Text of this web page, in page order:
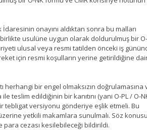
onayını aldıktan sonra bu malları
usulüne uygun olarak doldurulmuş bir O-
ulusal veya resmi tatilden önceki iş
için resmi koşulların yerine getirildiğine
herhangi bir engel olmaksızın doğrulamasına
edildiğinin bir kanıtını (yani O-PL / O-
tebligat versiyonu gönderiye eşlik etmeli. Bu
yetkili makamlara sunulmalı. Söz konusu
para cezası kesilebileceği bildirildi.